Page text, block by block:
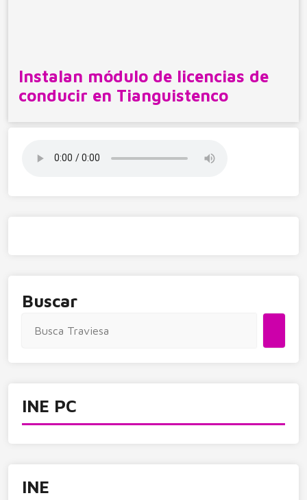
Instalan módulo de licencias de
conducir en Tianguistenco
Buscar
INE PC
INE